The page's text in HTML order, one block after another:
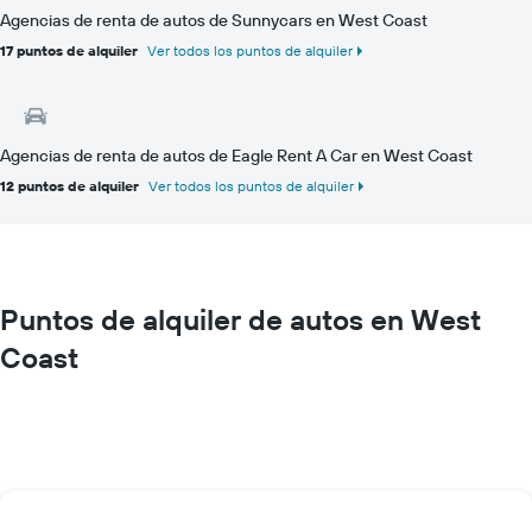
Agencias de renta de autos de Sunnycars en West Coast
17 puntos de alquiler Ver todos los puntos de alquiler
Agencias de renta de autos de Eagle Rent A Car en West Coast
12 puntos de alquiler Ver todos los puntos de alquiler
Puntos de alquiler de autos en West
Coast